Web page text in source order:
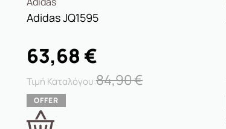
Αdidas JQ1595
84,90€
63,68 €